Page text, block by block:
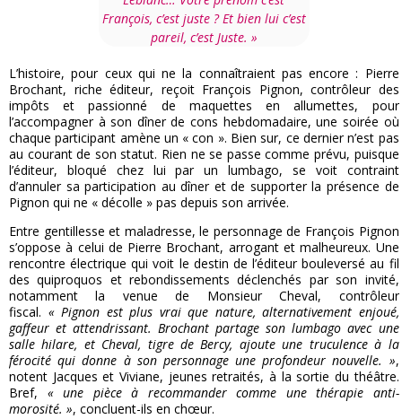
François, c’est juste ? Et bien lui c’est
pareil, c’est Juste. »
L’histoire, pour ceux qui ne la connaîtraient pas encore : Pierre
Brochant, riche éditeur, reçoit François Pignon, contrôleur des
impôts et passionné de maquettes en allumettes, pour
l’accompagner à son dîner de cons hebdomadaire, une soirée où
chaque participant amène un « con ». Bien sur, ce dernier n’est pas
au courant de son statut. Rien ne se passe comme prévu, puisque
l’éditeur, bloqué chez lui par un lumbago, se voit contraint
d’annuler sa participation au dîner et de supporter la présence de
Pignon qui ne « décolle » pas depuis son arrivée.
Entre gentillesse et maladresse, le personnage de François Pignon
s’oppose à celui de Pierre Brochant, arrogant et malheureux. Une
rencontre électrique qui voit le destin de l’éditeur bouleversé au fil
des quiproquos et rebondissements déclenchés par son invité,
notamment la venue de Monsieur Cheval, contrôleur
fiscal. « Pignon est plus vrai que nature, alternativement enjoué,
gaffeur et attendrissant. Brochant partage son lumbago avec une
salle hilare, et Cheval, tigre de Bercy, ajoute une truculence à la
férocité qui donne à son personnage une profondeur nouvelle. »,
notent Jacques et Viviane, jeunes retraités, à la sortie du théâtre.
Bref, « une pièce à recommander comme une thérapie anti-
morosité. », concluent-ils en chœur.